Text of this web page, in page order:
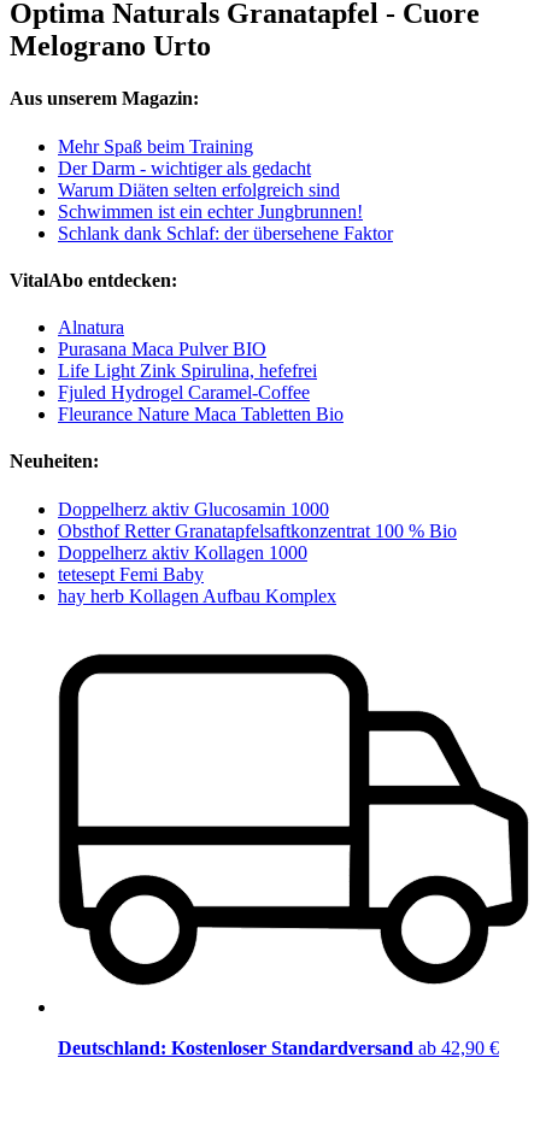
Optima Naturals Granatapfel - Cuore
Melograno Urto
Aus unserem Magazin:
Mehr Spaß beim Training
Der Darm - wichtiger als gedacht
Warum Diäten selten erfolgreich sind
Schwimmen ist ein echter Jungbrunnen!
Schlank dank Schlaf: der übersehene Faktor
VitalAbo entdecken:
Alnatura
Purasana Maca Pulver BIO
Life Light Zink Spirulina, hefefrei
Fjuled Hydrogel Caramel-Coffee
Fleurance Nature Maca Tabletten Bio
Neuheiten:
Doppelherz aktiv Glucosamin 1000
Obsthof Retter Granatapfelsaftkonzentrat 100 % Bio
Doppelherz aktiv Kollagen 1000
tetesept Femi Baby
hay herb Kollagen Aufbau Komplex
Deutschland: Kostenloser Standardversand ab 42,90 €